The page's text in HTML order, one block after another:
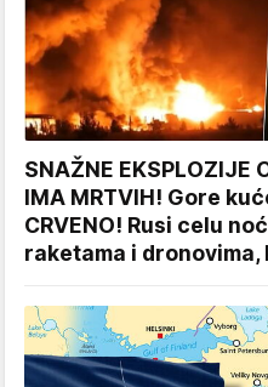
SNAŽNE EKSPLOZIJE
IMA MRTVIH! Gore
CRVENO! Rusi celu
raketama i